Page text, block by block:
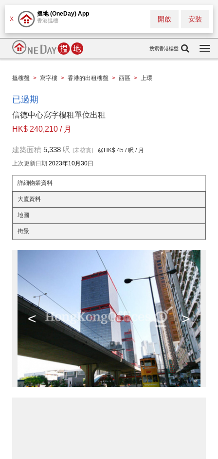
X
搵地 (OneDay) App
香港搵樓 安裝
開啟
搜索香港樓盤
搵樓盤 > 寫字樓 > 香港的出租樓盤 > 西區 > 上環
已過期
信德中心寫字樓租單位出租
HK$ 240,210 / 月
建築面積 5,338 呎 [未核實] @HK$ 45 / 呎 / 月
上次更新日期 2023年10月30日
詳細物業資料
大廈資料
地圖
街景
< >